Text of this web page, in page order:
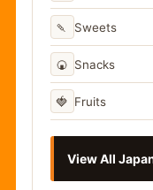
🍡 Sweets
🍘 Snacks
🍓 Fruits
View All